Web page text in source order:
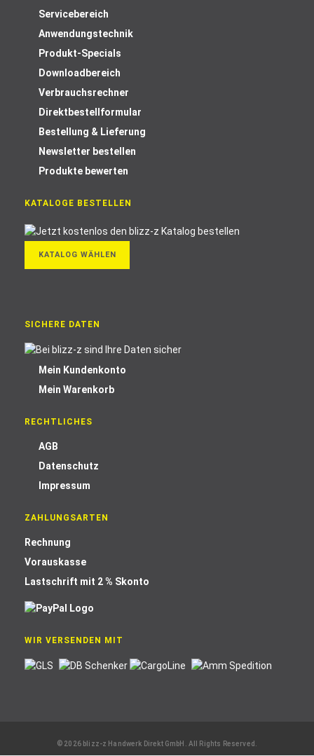
Servicebereich
Anwendungstechnik
Produkt-Specials
Downloadbereich
Verbrauchsrechner
Direktbestellformular
Bestellung & Lieferung
Newsletter bestellen
Produkte bewerten
KATALOGE BESTELLEN
KATALOG WÄHLEN
SICHERE DATEN
Mein Kundenkonto
Mein Warenkorb
RECHTLICHES
AGB
Datenschutz
Impressum
ZAHLUNGSARTEN
Rechnung
Vorauskasse
Lastschrift mit 2 % Skonto
WIR VERSENDEN MIT
© 2026 blizz-z Handwerk Direkt GmbH. All Rights Reserved.